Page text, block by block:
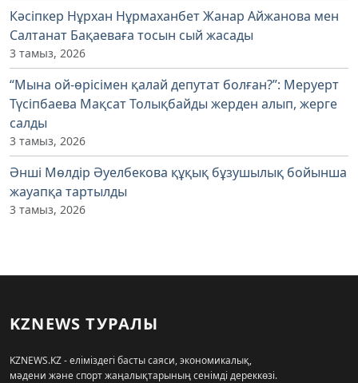
Кәсіпкер Нұрхан Нұрмаханбет Жанар Айжанова мен
Салтанат Бақаеваға тосын сый жасады
3 тамыз, 2026
“Мына ой-өрісімен қалай депутат болған?”: Меруерт
Түсіпбаева Мақсат Толықбайды жерден алып, жерге
салды
3 тамыз, 2026
Әнші Мөлдір Әуелбекова құқық бұзушылық бойынша
жауапқа тартылды
3 тамыз, 2026
KZNEWS ТУРАЛЫ
KZNEWS.KZ - еліміздегі басты саяси, экономикалық,
мәдени және спорт жаңалықтарының сенімді дереккөзі.